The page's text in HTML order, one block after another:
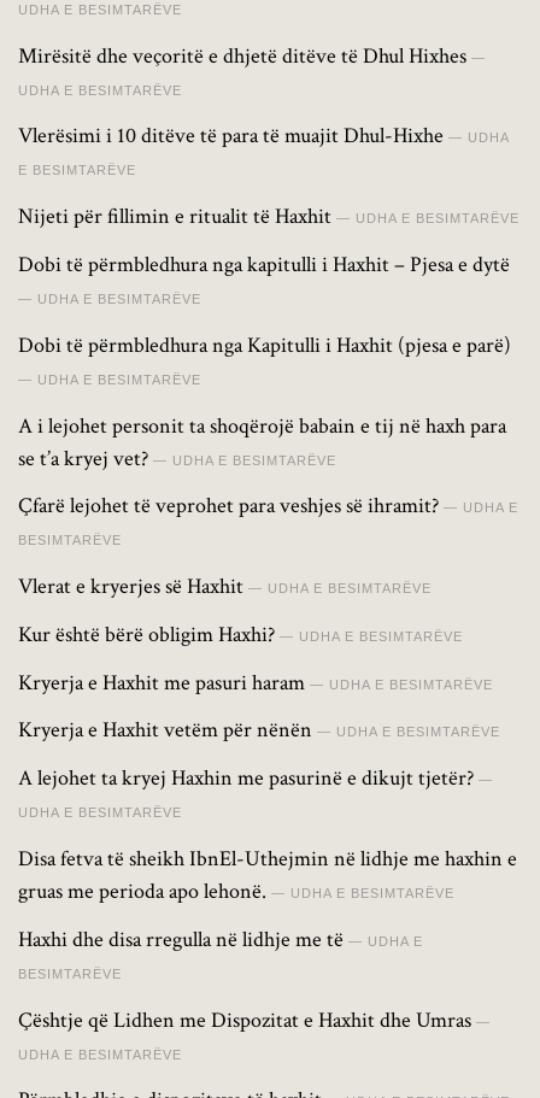
UDHA E BESIMTARËVE
Mirësitë dhe veçoritë e dhjetë ditëve të Dhul Hixhes
UDHA E BESIMTARËVE
Vlerësimi i 10 ditëve të para të muajit Dhul-Hixhe UDHA
E BESIMTARËVE
Nijeti për fillimin e ritualit të Haxhit UDHA E BESIMTARËVE
Dobi të përmbledhura nga kapitulli i Haxhit – Pjesa e dytë
UDHA E BESIMTARËVE
Dobi të përmbledhura nga Kapitulli i Haxhit (pjesa e parë)
UDHA E BESIMTARËVE
A i lejohet personit ta shoqërojë babain e tij në haxh para
se t’a kryej vet?
UDHA E BESIMTARËVE
Çfarë lejohet të veprohet para veshjes së ihramit? UDHA E
BESIMTARËVE
Vlerat e kryerjes së Haxhit UDHA E BESIMTARËVE
Kur është bërë obligim Haxhi? UDHA E BESIMTARËVE
Kryerja e Haxhit me pasuri haram UDHA E BESIMTARËVE
Kryerja e Haxhit vetëm për nënën UDHA E BESIMTARËVE
A lejohet ta kryej Haxhin me pasurinë e dikujt tjetër?
UDHA E BESIMTARËVE
Disa fetva të sheikh IbnEl-Uthejmin në lidhje me haxhin e
gruas me perioda apo lehonë.
UDHA E BESIMTARËVE
Haxhi dhe disa rregulla në lidhje me të UDHA E
BESIMTARËVE
Çështje që Lidhen me Dispozitat e Haxhit dhe Umras
UDHA E BESIMTARËVE